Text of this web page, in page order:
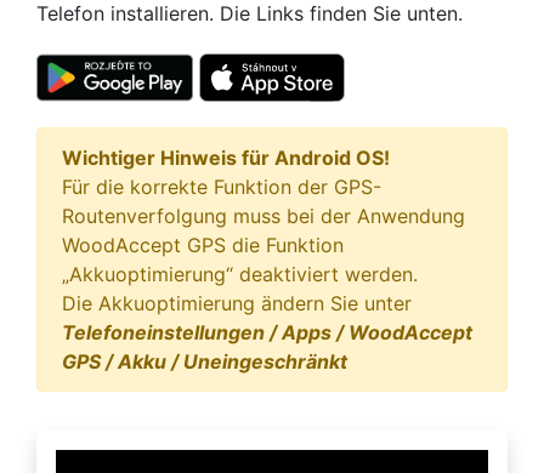
Telefon installieren. Die Links finden Sie unten.
Wichtiger Hinweis für Android OS!
Für die korrekte Funktion der GPS-
Routenverfolgung muss bei der Anwendung
WoodAccept GPS die Funktion
„Akkuoptimierung“ deaktiviert werden.
Die Akkuoptimierung ändern Sie unter
Telefoneinstellungen / Apps / WoodAccept
GPS / Akku / Uneingeschränkt